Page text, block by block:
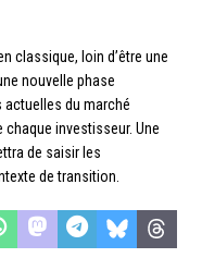
classique, loin d’être une
nouvelle phase
actuelles du marché
investisseur. Une
de saisir les
de transition.